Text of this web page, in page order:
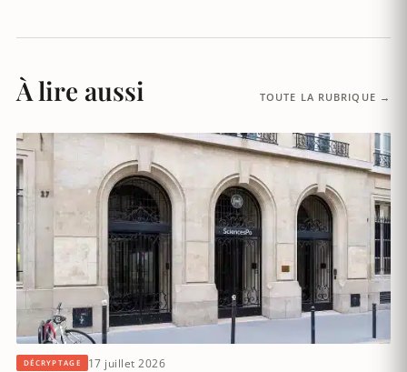
À lire aussi TOUTE LA RUBRIQUE →
DÉCRYPTAGE 17 juillet 2026